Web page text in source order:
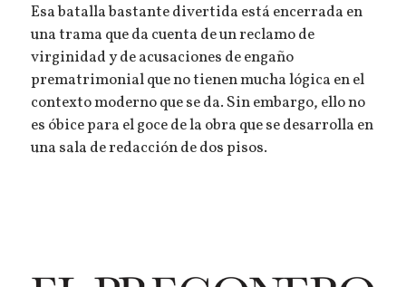
Esa batalla bastante divertida está encerrada en
una trama que da cuenta de un reclamo de
virginidad y de acusaciones de engaño
prematrimonial que no tienen mucha lógica en el
contexto moderno que se da. Sin embargo, ello no
es óbice para el goce de la obra que se desarrolla en
una sala de redacción de dos pisos.